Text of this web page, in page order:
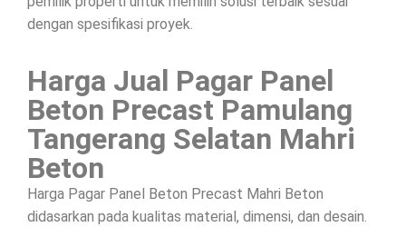
dengan spesifikasi proyek.
Harga Jual Pagar Panel
Beton Precast Pamulang
Tangerang Selatan Mahri
Beton
Harga Pagar Panel Beton Precast Mahri Beton
didasarkan pada kualitas material, dimensi, dan desain.